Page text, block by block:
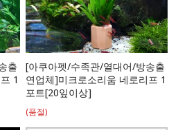
출
1
[아쿠아펫/수족관/열대어/방송출
연업체]미크로소리움 네로리프 1
포트[20잎이상]
(품절)